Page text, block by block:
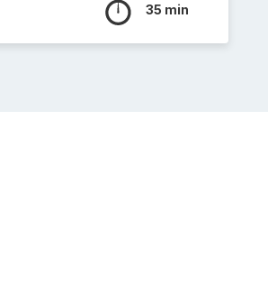
35 min